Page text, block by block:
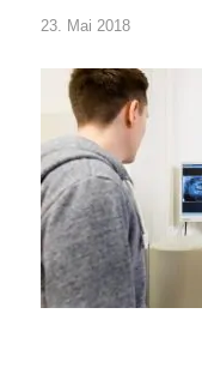
23. Mai 2018